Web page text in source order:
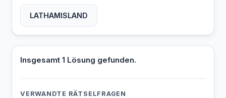
LATHAMISLAND
Insgesamt 1 Lösung gefunden.
VERWANDTE RÄTSELFRAGEN